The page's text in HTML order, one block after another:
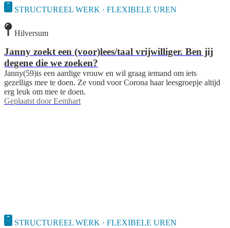
STRUCTUREEL WERK · FLEXIBELE UREN
Hilversum
Janny zoekt een (voor)lees/taal vrijwilliger. Ben jij
degene die we zoeken?
Janny(59)is een aardige vrouw en wil graag iemand om iets
gezelligs mee te doen. Ze vond voor Corona haar leesgroepje altijd
erg leuk om mee te doen.
Geplaatst door Eemhart
STRUCTUREEL WERK · FLEXIBELE UREN